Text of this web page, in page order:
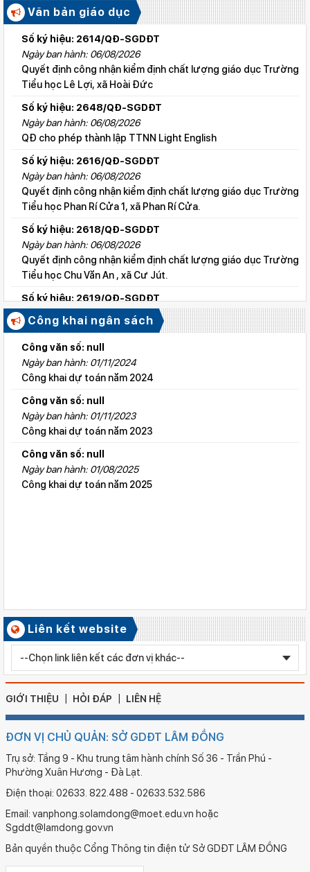
Văn bản giáo dục
Số ký hiệu: 2614/QĐ-SGDĐT
Ngày ban hành: 06/08/2026
Quyết định công nhận kiểm định chất lượng giáo dục Trường
Tiểu học Lê Lợi, xã Hoài Đức
Số ký hiệu: 2648/QĐ-SGDĐT
Ngày ban hành: 06/08/2026
QĐ cho phép thành lập TTNN Light English
Số ký hiệu: 2616/QĐ-SGDĐT
Ngày ban hành: 06/08/2026
Quyết định công nhận kiểm định chất lượng giáo dục Trường
Tiểu học Phan Rí Cửa 1, xã Phan Rí Cửa.
Số ký hiệu: 2618/QĐ-SGDĐT
Ngày ban hành: 06/08/2026
Quyết định công nhận kiểm định chất lượng giáo dục Trường
Tiểu học Chu Văn An , xã Cư Jút.
Số ký hiệu: 2619/QĐ-SGDĐT
Ngày ban hành: 06/08/2026
Quyết định công nhận kiểm định chất lượng giáo dục Trường
Tiểu học Lý Tự Trọng , xã Cư Jút.
Số ký hiệu: 2615/QĐ-SGDĐT
Ngày ban hành: 06/08/2026
Quyết định công nhận kiểm định chất lượng giáo dục Trường
Tiểu học Nguyễn Bỉnh Khiêm, xã Đức linh.
Số ký hiệu: 2647/QĐ-SGDĐT
Ngày ban hành: 06/08/2026
QĐ cho phép thành lập TTNN-TH Anh Việt
Số ký hiệu: 2617/QĐ-SGDĐT
Số ký hiệu: 2577/QĐ-SGDĐT
Ngày ban hành: 05/08/2026
Chỉnh sửa bằng TN THPT LÊ HUỲNH NHƯ HẬU
Công khai ngân sách
Công văn số: null
Ngày ban hành: 01/11/2024
Công khai dự toán năm 2024
Công văn số: null
Ngày ban hành: 01/11/2023
Công khai dự toán năm 2023
Công văn số: null
Ngày ban hành: 01/08/2025
Công khai dự toán năm 2025
Liên kết website
GIỚI THIỆU HỎI ĐÁP LIÊN HỆ
ĐƠN VỊ CHỦ QUẢN: SỞ GDĐT LÂM ĐỒNG
Trụ sở: Tầng 9 - Khu trung tâm hành chính Số 36 - Trần Phú -
Phường Xuân Hương - Đà Lạt.
Điện thoại: 02633. 822.488 - 02633.532.586
Email: vanphong.solamdong@moet.edu.vn hoặc
Sgddt@lamdong.gov.vn
Bản quyền thuộc Cổng Thông tin điện tử Sở GDĐT LÂM ĐỒNG